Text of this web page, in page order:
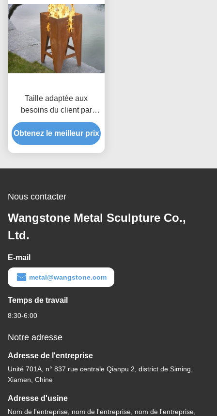
Taille adaptée aux
besoins du client par
barbecue en acier
extérieur durable de mine
du feu de Corten
Obtenez le meilleur prix
Nous contacter
Wangstone Metal Sculpture Co.,
Ltd.
E-mail
metal@wangstone.com
Temps de travail
8:30-6:00
Notre adresse
Adresse de l'entreprise
Unité 701A, n° 837 rue centrale Qianpu 2, district de Siming,
Xiamen, Chine
Adresse d'usine
Nom de l'entreprise, nom de l'entreprise, nom de l'entreprise,